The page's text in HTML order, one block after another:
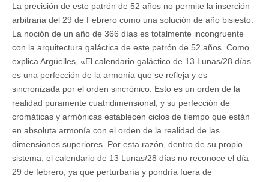
La precisión de este patrón de 52 años no permite la inserción
arbitraria del 29 de Febrero como una solución de año bisiesto.
La noción de un año de 366 días es totalmente incongruente
con la arquitectura galáctica de este patrón de 52 años. Como
explica Argüelles, «El calendario galáctico de 13 Lunas/28 días
es una perfección de la armonía que se refleja y es
sincronizada por el orden sincrónico. Esto es un orden de la
realidad puramente cuatridimensional, y su perfección de
cromáticas y armónicas establecen ciclos de tiempo que están
en absoluta armonía con el orden de la realidad de las
dimensiones superiores. Por esta razón, dentro de su propio
sistema, el calendario de 13 Lunas/28 días no reconoce el día
29 de febrero, ya que perturbaría y pondría fuera de